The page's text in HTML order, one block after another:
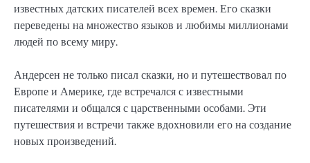
известных датских писателей всех времен. Его сказки
переведены на множество языков и любимы миллионами
людей по всему миру.
Андерсен не только писал сказки, но и путешествовал по
Европе и Америке, где встречался с известными
писателями и общался с царственными особами. Эти
путешествия и встречи также вдохновили его на создание
новых произведений.